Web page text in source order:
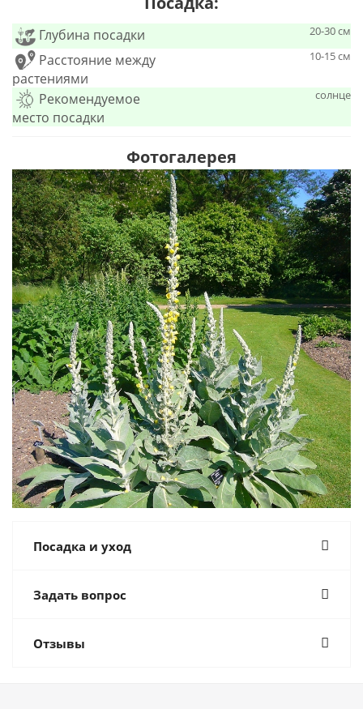
Глубина посадки 20-30 см
Расстояние между
растениями
10-15 см
Рекомендуемое
место посадки
солнце
Фотогалерея
Посадка и уход
Задать вопрос
Отзывы